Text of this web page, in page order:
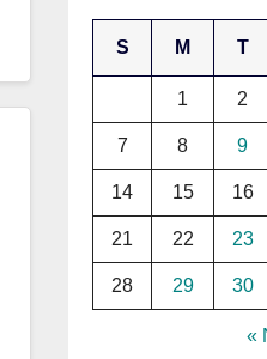
S M T
1 2
7 8 9
14 15 16
21 22 23
28 29 30
«